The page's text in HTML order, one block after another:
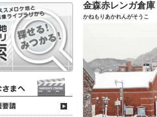
金森赤レンガ倉庫
かねもりあかれんがそうこ